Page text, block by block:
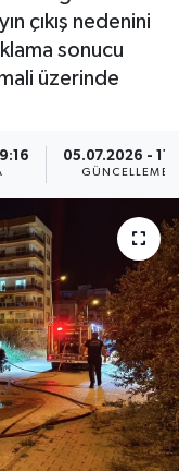
çıkış nedenini
sonucu
üzerinde
05.07.2026 -
GÜNCELLEME